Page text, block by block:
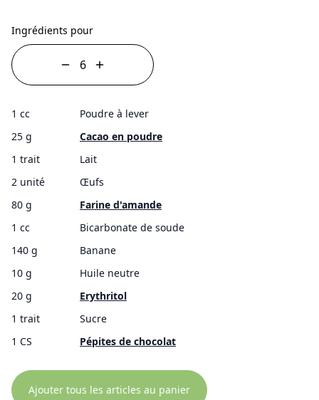
Ingrédients pour
1 cc
Poudre à lever
25 g
Cacao en poudre
1 trait
Lait
2 unité
Œufs
80 g
Farine d'amande
1 cc
Bicarbonate de soude
140 g
Banane
10 g
Huile neutre
20 g
Erythritol
1 trait
Sucre
1 CS
Pépites de chocolat
Ajouter tous les articles au panier